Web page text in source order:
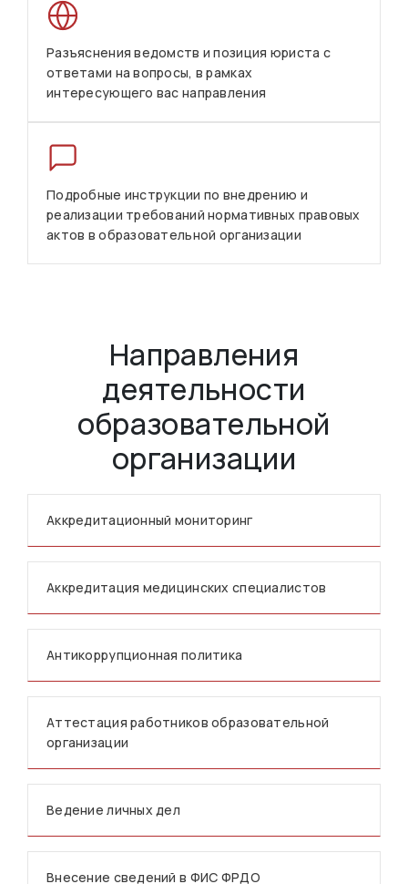
Разъяснения ведомств и позиция юриста с
ответами на вопросы, в рамках
интересующего вас направления
Подробные инструкции по внедрению и
реализации требований нормативных правовых
актов в образовательной организации
Направления
деятельности
образовательной
организации
Аккредитационный мониторинг
Аккредитация медицинских специалистов
Антикоррупционная политика
Аттестация работников образовательной
организации
Ведение личных дел
Внесение сведений в ФИС ФРДО